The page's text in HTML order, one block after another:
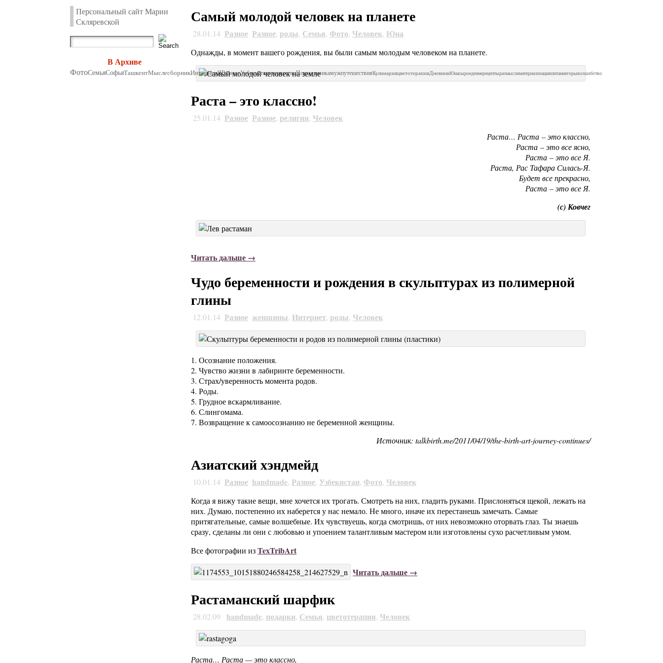
Персональный сайт Марии
Скляревской
В Архиве
ФотоСемьяСофьяТашкентМыслесборникИнтернетЯРазноеУзбекистантворчествоПсихономикамужпутешествияКулинарияцветотерапияДневникЮнасыроедениерецептыразмыслиматериализацияпитаниегорыволшебство
Самый молодой человек на планете
28.01.14 Разное Разное, роды, Семья, Фото, Человек, Юна
Однажды, в момент вашего рождения, вы были самым молодым человеком на планете.
Раста – это классно!
25.01.14 Разное Разное, религии, Человек
Раста… Раста – это классно,
Раста – это все ясно,
Раста – это все Я.
Раста, Рас Тафара Силась-Я.
Будет все прекрасно,
Раста – это все Я.
(с) Ковчег
Читать дальше →
Чудо беременности и рождения в скульптурах из полимерной
глины
12.01.14 Разное женщины, Интернет, роды, Человек
1. Осознание положения.
2. Чувство жизни в лабиринте беременности.
3. Страх/уверенность момента родов.
4. Роды.
5. Грудное вскармливание.
6. Слингомама.
7. Возвращение к самоосознанию не беременной женщины.
Источник: talkbirth.me/2011/04/19/the-birth-art-journey-continues/
Азиатский хэндмейд
10.01.14 Разное handmade, Разное, Узбекистан, Фото, Человек
Когда я вижу такие вещи, мне хочется их трогать. Смотреть на них, гладить руками. Прислоняться щекой, лежать на
них. Думаю, постепенно их наберется у нас немало. Не много, иначе их перестанешь замечать. Самые
притягательные, самые волшебные. Их чувствуешь, когда смотришь, от них невозможно оторвать глаз. Ты знаешь
сразу, сделаны ли они с любовью и упоением талантливым мастером или изготовлены сухо расчетливым умом.
Все фотографии изTexTribArt
Читать дальше →
Растаманский шарфик
28.02.09 handmade, подарки, Семья, цветотерапия, Человек
Раста… Раста — это классно,